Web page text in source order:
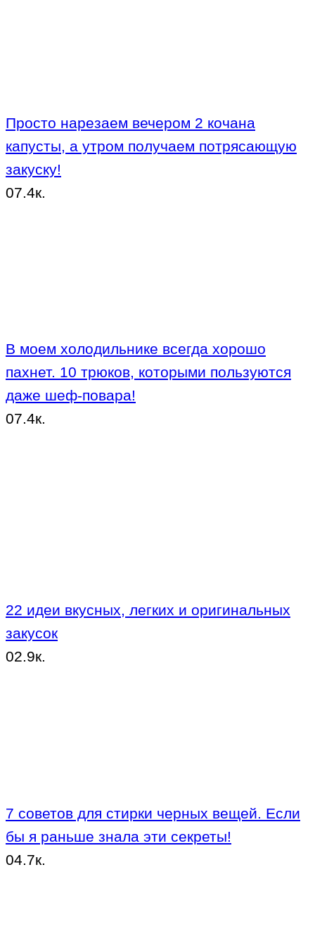
Просто нарезаем вечером 2 кочана
капусты, а утром получаем потрясающую
закуску!
07.4к.
В моем холодильнике всегда хорошо
пахнет. 10 трюков, которыми пользуются
даже шеф-повара!
07.4к.
22 идеи вкусных, легких и оригинальных
закусок
02.9к.
7 советов для стирки черных вещей. Если
бы я раньше знала эти секреты!
04.7к.